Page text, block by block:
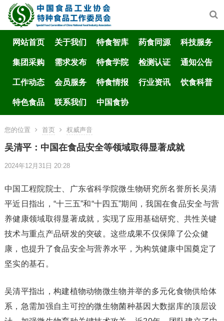
网站首页 关于我们 特食智库 药食同源 科技服务
集团采购 需求发布 特食学院 检测认证 通知公告
工作动态 会员服务 特食情报 行业资讯 饮食科普
特色食品 联系我们 中国食协
您的位置 首页 权威声音
吴清平：中国在食品安全等领域取得显著成就
2024年12月31日 20:28
中国工程院院士、广东省科学院微生物研究所名誉所长吴清
平近日指出，“十三五”和“十四五”期间，我国在食品安全与营
养健康领域取得显著成就，实现了应用基础研究、共性关键
技术与重点产品研发的突破。这些成果不仅保障了公众健
康，也提升了食品安全与营养水平，为构筑健康中国奠定了
坚实的基石。
吴清平指出，构建植物动物微生物并举的多元化食物供给体
系，急需加强自主可控的微生物菌种基因大数据库的顶层设